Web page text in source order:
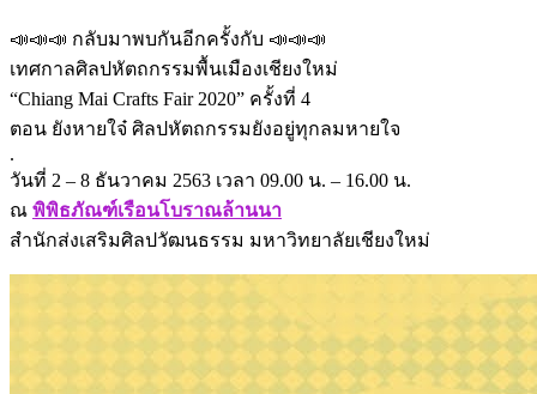
📣📣📣 กลับมาพบกันอีกครั้งกับ 📣📣📣
เทศกาลศิลปหัตถกรรมพื้นเมืองเชียงใหม่
“Chiang Mai Crafts Fair 2020” ครั้งที่ 4
ตอน ยังหายใจ๋ ศิลปหัตถกรรมยังอยู่ทุกลมหายใจ
.
วันที่ 2 – 8 ธันวาคม 2563 เวลา 09.00 น. – 16.00 น.
ณ พิพิธภัณฑ์เรือนโบราณล้านนา
สำนักส่งเสริมศิลปวัฒนธรรม มหาวิทยาลัยเชียงใหม่